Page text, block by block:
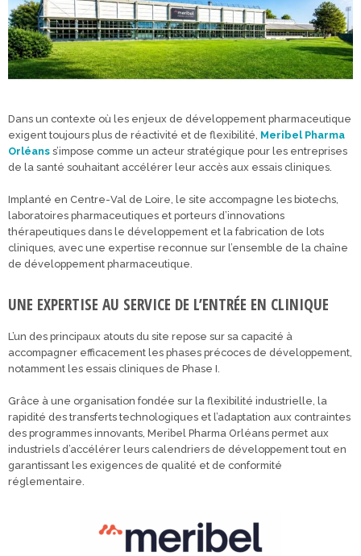
Dans un contexte où les enjeux de développement pharmaceutique
exigent toujours plus de réactivité et de flexibilité, Meribel Pharma
Orléans s’impose comme un acteur stratégique pour les entreprises
de la santé souhaitant accélérer leur accès aux essais cliniques.
Implanté en Centre-Val de Loire, le site accompagne les biotechs,
laboratoires pharmaceutiques et porteurs d’innovations
thérapeutiques dans le développement et la fabrication de lots
cliniques, avec une expertise reconnue sur l’ensemble de la chaîne
de développement pharmaceutique.
UNE EXPERTISE AU SERVICE DE L’ENTRÉE EN CLINIQUE
L’un des principaux atouts du site repose sur sa capacité à
accompagner efficacement les phases précoces de développement,
notamment les essais cliniques de Phase I.
Grâce à une organisation fondée sur la flexibilité industrielle, la
rapidité des transferts technologiques et l’adaptation aux contraintes
des programmes innovants, Meribel Pharma Orléans permet aux
industriels d’accélérer leurs calendriers de développement tout en
garantissant les exigences de qualité et de conformité
réglementaire.